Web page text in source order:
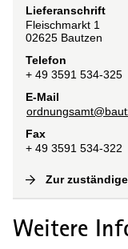
Lieferanschrift
Fleischmarkt 1
02625 Bautzen
Telefon
+ 49 3591 534-325
E-Mail
Fax
+ 49 3591 534-322
Zur
Weitere